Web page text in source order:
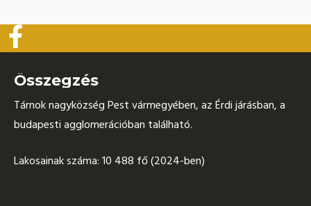
Összegzés
Tárnok nagyközség Pest vármegyében, az Érdi járásban, a
budapesti agglomerációban található.
Lakosainak száma: 10 488 fő (2024-ben)